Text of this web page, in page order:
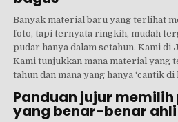
Banyak material baru yang terlihat
foto, tapi ternyata ringkih, mudah
pudar hanya dalam setahun. Kami di
Kami tunjukkan mana material yang
tahun dan mana yang hanya ‘cantik
Panduan jujur
yang benar-benar ahli